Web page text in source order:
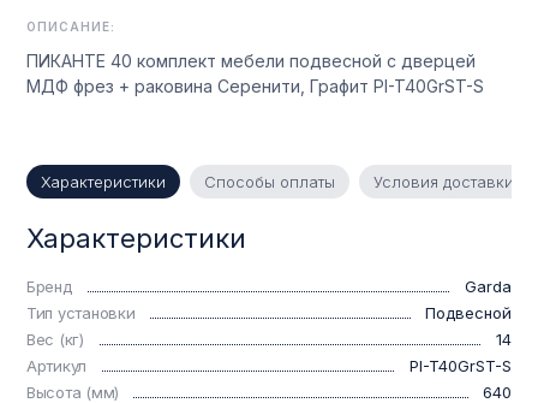
ОПИСАНИЕ:
ПИКАНТЕ 40 комплект мебели подвесной с дверцей
МДФ фрез + раковина Серенити, Графит PI-T40GrST-S
Характеристики Способы оплаты Условия доставки
Характеристики
Бренд
Garda
Тип установки
Подвесной
Вес (кг)
14
Артикул
PI-T40GrST-S
Высота (мм)
640